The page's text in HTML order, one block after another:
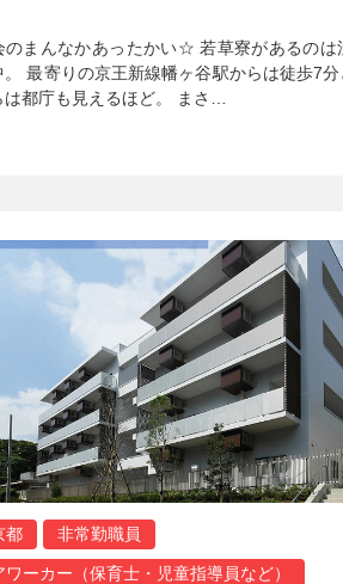
まんなかあったかい☆ 若草寮があるのは
。 最寄りの京王新線幡ヶ谷駅からは徒歩7分
は都庁も見えるほど。 まさ…
都 非常勤職員
ワーカー（保育士・児童指導員など）